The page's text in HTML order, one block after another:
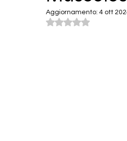
Aggiornamento: 4 ott
Valutazione NaN